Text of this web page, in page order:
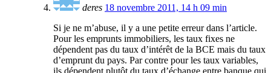
deres 18 novembre 2011, 14 h 09 min
Si je ne m’abuse, il y a une petite erreur dans l’article.
Pour les emprunts immobiliers, les taux fixes ne
dépendent pas du taux d’intérêt de la BCE mais du taux
d’emprunt du pays. Par contre pour les taux variables,